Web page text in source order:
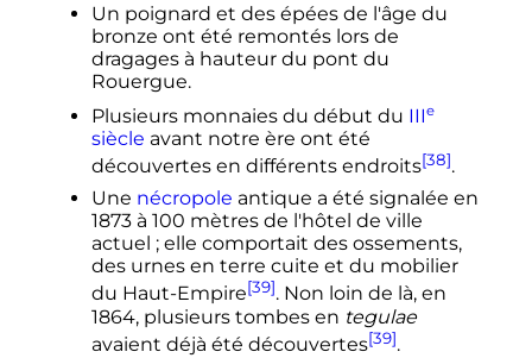
Un poignard et des épées de l'âge du
bronze ont été remontés lors de
dragages à hauteur du pont du
Rouergue.
Plusieurs monnaies du début du IIIe
siècle avant notre ère ont été
découvertes en différents endroits[38].
Une nécropole antique a été signalée en
1873 à 100 mètres de l'hôtel de ville
actuel ; elle comportait des ossements,
des urnes en terre cuite et du mobilier
du Haut-Empire[39]. Non loin de là, en
1864, plusieurs tombes en tegulae
avaient déjà été découvertes[39].